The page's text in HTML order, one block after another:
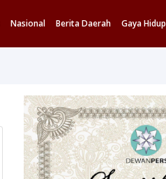
Nasional Berita Daerah Gaya Hidup